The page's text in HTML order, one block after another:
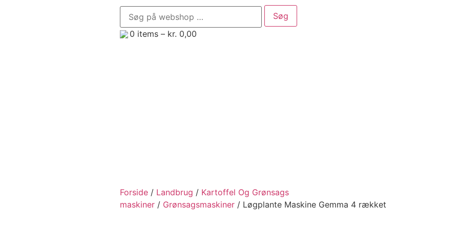
0 items – kr. 0,00
Forside / Landbrug / Kartoffel Og Grønsags
maskiner / Grønsagsmaskiner / Løgplante Maskine Gemma 4 rækket